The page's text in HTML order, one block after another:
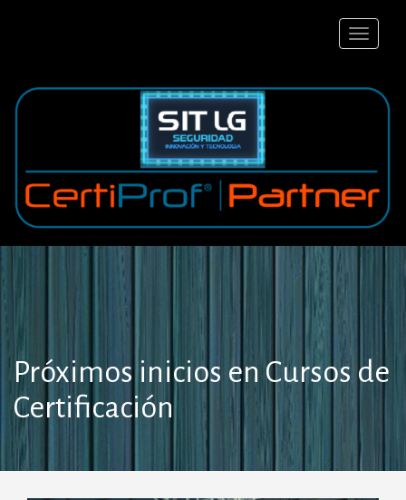
Próximos inicios en Cursos de
Certificación